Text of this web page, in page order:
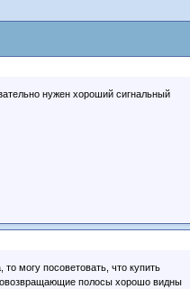
нужен хороший сигнальный
могу посоветовать, что купить
полосы хорошо видны